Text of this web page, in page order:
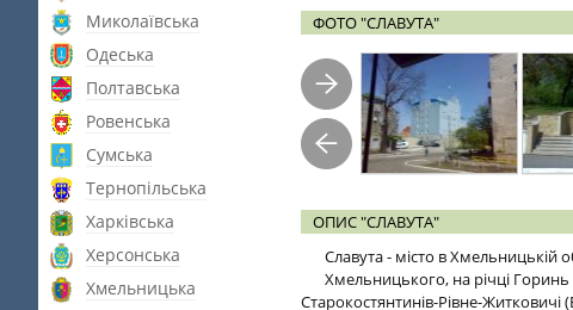
Миколаївська
Одеська
Полтавська
Ровенська
Сумська
Тернопільська
Харківська
Херсонська
Хмельницька
ФОТО "СЛАВУТА"
ОПИС "СЛАВУТА"
Славута - місто в Хмельницькій
Хмельницького, на річці Горинь
Старокостянтинів-Рівне-Житковичі